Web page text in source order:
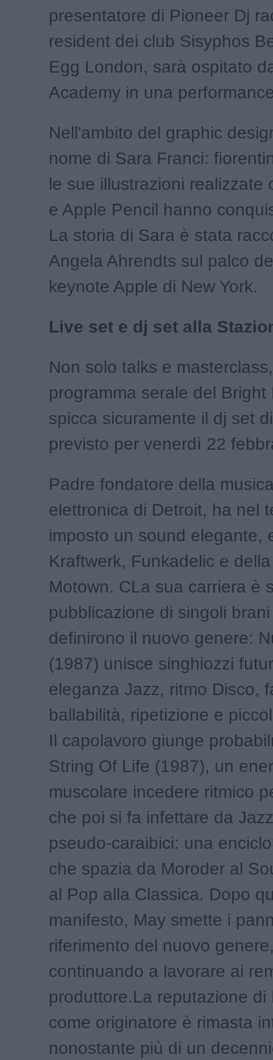
presentatore di Pioneer Dj
resident dei club Sisyphos
Egg London, sarà ospitato
Academy in una
Nell'ambito del graphic
nome di Sara Franci:
le sue illustrazioni realizzate
e Apple Pencil hanno
La storia di Sara è stata
Angela Ahrendts sul palco
keynote Apple di New York.
Live set e dj set alla
Non solo talks e
programma serale del Bright
spicca sicuramente il dj set
previsto per venerdì 22
Padre fondatore della
elettronica di Detroit, ha nel
imposto un sound elegante,
Kraftwerk, Funkadelic e
Motown. CLa sua carriera è
pubblicazione di singoli
definirono il nuovo genere:
(1987) unisce singhiozzi
eleganza Jazz, ritmo Disco,
ballabilità, ripetizione e
Il capolavoro giunge
String Of Life (1987), un
muscolare incedere ritmico
che poi si fa infettare da
pseudo-caraibici: una
che spazia da Moroder al
al Pop alla Classica. Dopo
manifesto, May smette i
riferimento del nuovo
continuando a lavorare ai
produttore.La reputazione di
come originatore è rimasta
nonostante più di un